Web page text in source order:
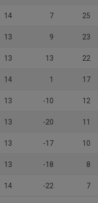
14 7 25
13 9 23
13 13 22
14 1 17
13 -10 12
13 -20 11
13 -17 10
13 -18 8
14 -22 7